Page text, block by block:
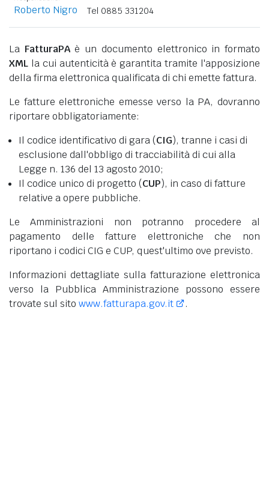
Roberto Nigro Tel 0885 331204
La FatturaPAè un documento elettronico in formato
XML la cui autenticità è garantita tramite l'apposizione
della firma elettronica qualificata di chi emette fattura.
Le fatture elettroniche emesse verso la PA, dovranno
riportare obbligatoriamente:
Il codice identificativo di gara (CIG), tranne i casi di
esclusione dall'obbligo di tracciabilità di cui alla
Legge n. 136 del 13 agosto 2010;
Il codice unico di progetto (CUP), in caso di fatture
relative a opere pubbliche.
Le Amministrazioni non potranno procedere al
pagamento delle fatture elettroniche che non
riportano i codici CIG e CUP, quest'ultimo ove previsto.
Informazioni dettagliate sulla fatturazione elettronica
verso la Pubblica Amministrazione possono essere
trovate sul sito www.fatturapa.gov.it .